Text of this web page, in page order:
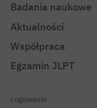
Badania naukowe
Aktualności
Współpraca
Egzamin JLPT
Logowanie